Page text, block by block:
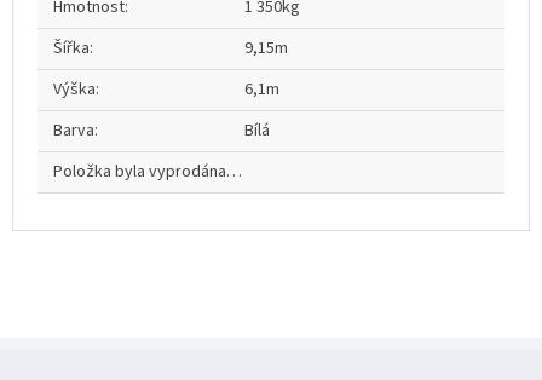
Hmotnost:
1 350kg
Šířka:
9,15m
Výška:
6,1m
Barva:
Bílá
Položka byla vyprodána…